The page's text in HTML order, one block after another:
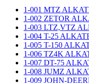
1-001 MTZ
1-002 ZETOR
1-003 LTZ,VTZ
1-004 T-25
1-005 T-150
1-006 TZ4K
1-007 DT-75
1-008 JUMZ
1-009 JOHN-